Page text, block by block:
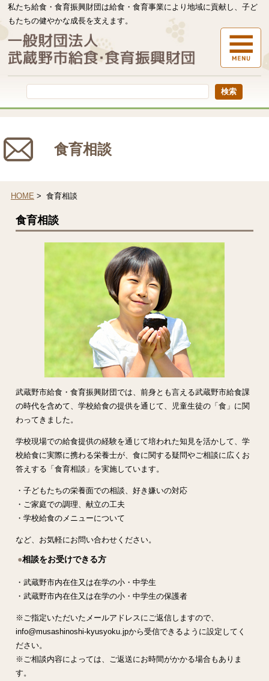
本
文
へ
移
る
私たち給食・食育振興財団は給食・食育事業により地域に貢献し、子ど
もたちの健やかな成長を支えます。
食育相談
HOME > 食育相談
食育相談
武蔵野市給食・食育振興財団では、前身とも言える武蔵野市給食課
の時代を含めて、学校給食の提供を通じて、児童生徒の「食」に関
わってきました。
学校現場での給食提供の経験を通じて培われた知見を活かして、学
校給食に実際に携わる栄養士が、食に関する疑問やご相談に広くお
答えする「食育相談」を実施しています。
・子どもたちの栄養面での相談、好き嫌いの対応
・ご家庭での調理、献立の工夫
・学校給食のメニューについて
など、お気軽にお問い合わせください。
相談をお受けできる方
・武蔵野市内在住又は在学の小・中学生
・武蔵野市内在住又は在学の小・中学生の保護者
※ご指定いただいたメールアドレスにご返信しますので、
info@musashinoshi-kyusyoku.jpから受信できるように設定してく
ださい。
※ご相談内容によっては、ご返送にお時間がかかる場合もありま
す。